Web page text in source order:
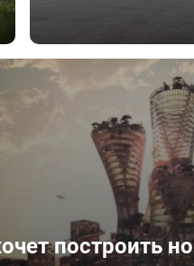
построить